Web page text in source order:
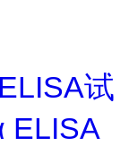
试
ELISA